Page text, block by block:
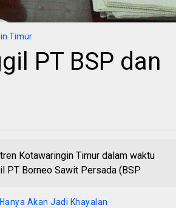
Timur
PT BSP dan
Kotawaringin Timur dalam waktu
PT Borneo Sawit Persada (BSP
Akan Jadi Khayalan